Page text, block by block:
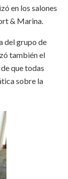
en los salones
& Marina.
del grupo de
también el
que todas
sobre la